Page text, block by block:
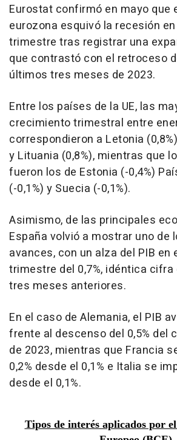
Eurostat confirmó en mayo que
eurozona esquivó la recesión
trimestre tras registrar una
que contrastó con el retroceso
últimos tres meses de 2023.
Entre los países de la UE, las
crecimiento trimestral entre
correspondieron a Letonia
y Lituania (0,8%), mientras que
fueron los de Estonia (-0,4%)
(-0,1%) y Suecia (-0,1%).
Asimismo, de las principales
España volvió a mostrar uno de
avances, con un alza del PIB en
trimestre del 0,7%, idéntica cifra
tres meses anteriores.
En el caso de Alemania, el PIB
frente al descenso del 0,5% del
de 2023, mientras que Francia
0,2% desde el 0,1% e Italia se
desde el 0,1%.